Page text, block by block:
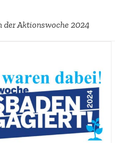
der Aktions­woche 2024